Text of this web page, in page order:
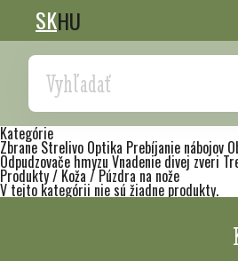
SKHU
Search
Kategórie
Zbrane Strelivo Optika Prebíjanie nábojov
Odpudzovače hmyzu Vnadenie divej zveri
Produkty/ Koža / Púzdra na nože
V tejto kategórii nie sú žiadne produkty.